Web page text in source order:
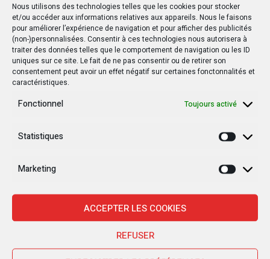
Nous utilisons des technologies telles que les cookies pour stocker
et/ou accéder aux informations relatives aux appareils. Nous le faisons
pour améliorer l’expérience de navigation et pour afficher des publicités
(non-)personnalisées. Consentir à ces technologies nous autorisera à
traiter des données telles que le comportement de navigation ou les ID
uniques sur ce site. Le fait de ne pas consentir ou de retirer son
consentement peut avoir un effet négatif sur certaines fonctonnalités et
caractéristiques.
Fonctionnel Toujours activé
Statistiques
Marketing
ACCEPTER LES COOKIES
REFUSER
31 août 2022 ParInfocongo Dans Sécurité
Maï-Ndombe : nouvelles
tueries dans le conflit
interethnique Tékés-Yaka
De nouvelles tueries liées au conflit intercommunautaire entre
ont été abattues sur la route qui sépare la ville de Bandundu,
province de Maï-Ndombe. Des sources...